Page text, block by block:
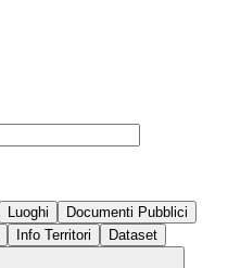
Luoghi
Documenti Pubblici
Info Territori Dataset